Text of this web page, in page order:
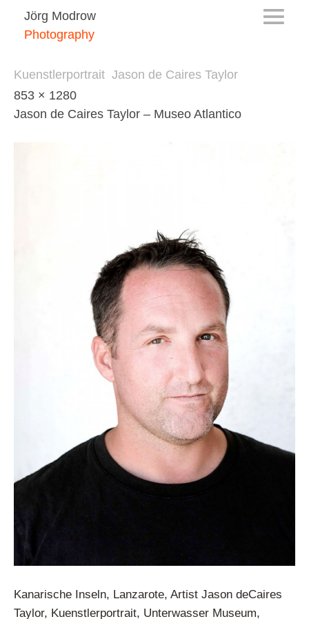
Jörg Modrow
Photography
Kuenstlerportrait  Jason de Caires Taylor
853 × 1280
Jason de Caires Taylor – Museo Atlantico
Kanarische Inseln, Lanzarote, Artist Jason deCaires
Taylor, Kuenstlerportrait, Unterwasser Museum,